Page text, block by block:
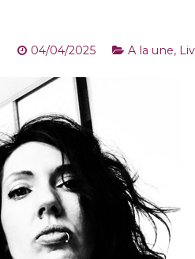
04/04/2025 A la une,